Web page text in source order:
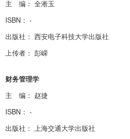
主 编： 全淅玉
ISBN： -
出版社： 西安电子科技大学出版社
上传者： 彭嵘
财务管理学
主 编： 赵捷
ISBN： -
出版社： 上海交通大学出版社